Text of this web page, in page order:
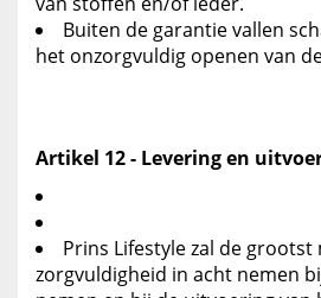
Buiten de garantie vallen
het onzorgvuldig openen van
Artikel 12 - Levering en
Prins Lifestyle zal de grootst
zorgvuldigheid in acht nemen